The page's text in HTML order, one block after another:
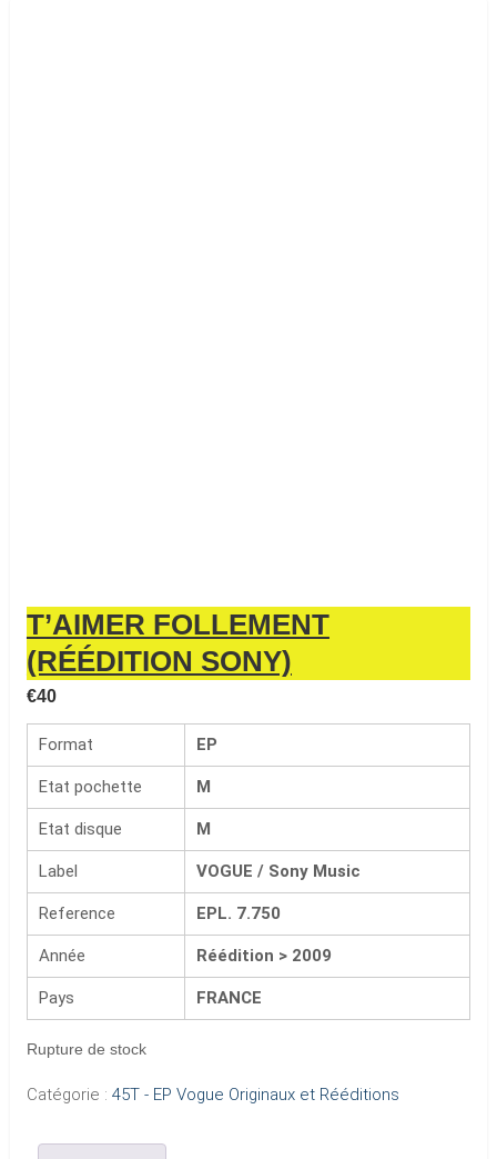
T’AIMER FOLLEMENT
(RÉÉDITION SONY)
€40
Format EP
Etat pochette M
Etat disque M
Label VOGUE / Sony Music
Reference EPL. 7.750
Année Réédition > 2009
Pays FRANCE
Rupture de stock
Catégorie : 45T - EP Vogue Originaux et Rééditions